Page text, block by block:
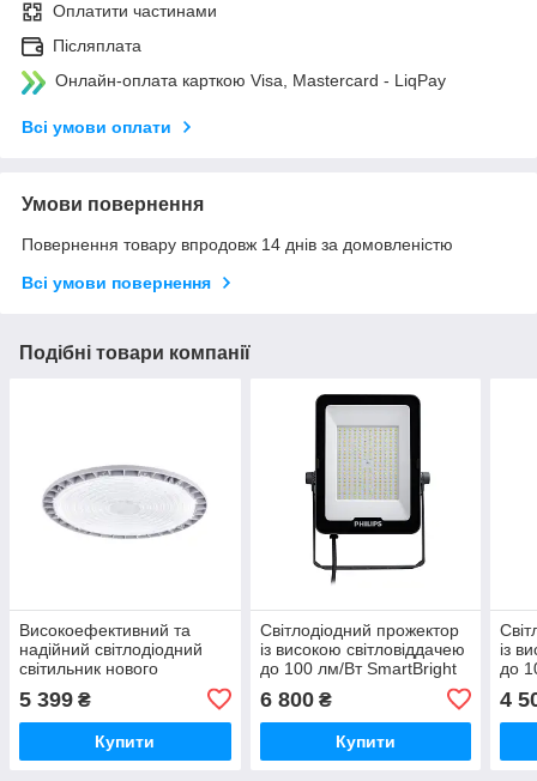
Оплатити частинами
Післяплата
Онлайн-оплата карткою Visa, Mastercard - LiqPay
Всі умови оплати
Умови повернення
Повернення товару впродовж 14 днів за домовленістю
Всі умови повернення
Подібні товари компанії
Високоефективний та
надійний світлодіодний
світильник нового
BY235P G2 LED HB
100W/NW PSU WB RU
5 399 ₴
Купити
Світлодіодний прожектор
із високою світловіддачею
до 100 лм/Вт SmartBright
BVP151 LED200 NW PSU
200W AWB CE
6 800₴
Купити
із
до
4